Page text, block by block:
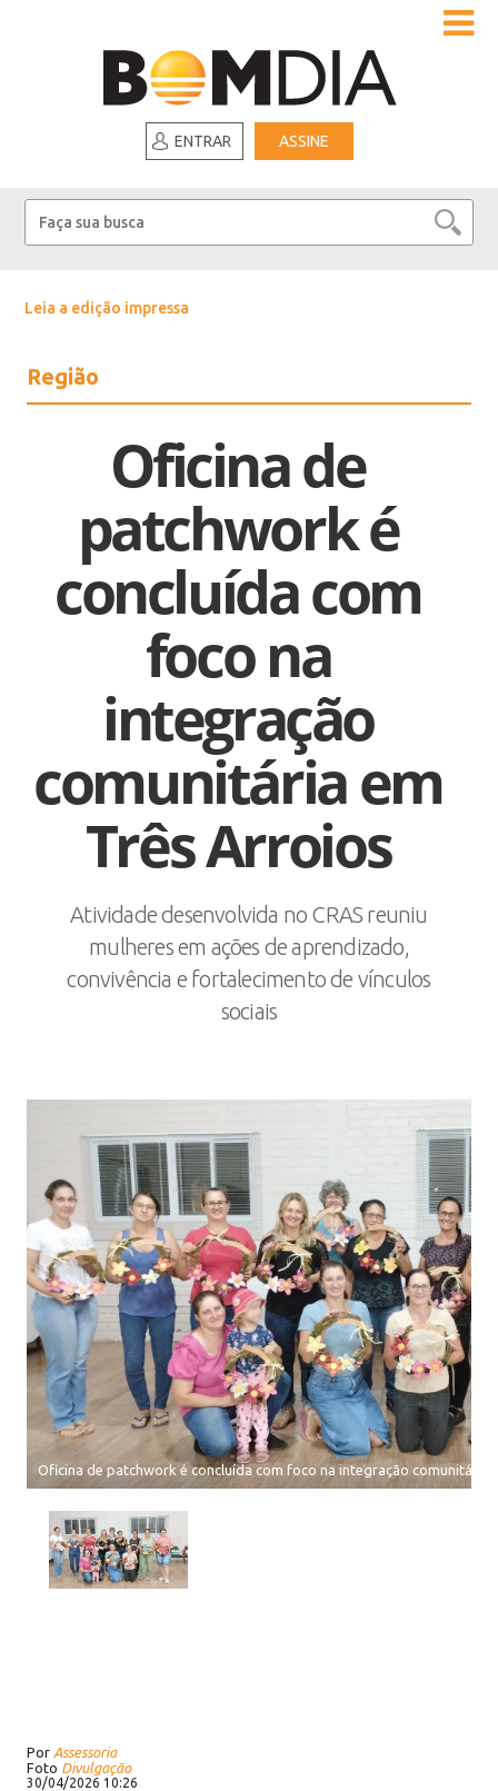
ENTRAR ASSINE
Leia a edição impressa
Região
Oficina de
patchwork é
concluída com
foco na
integração
comunitária em
Três Arroios
Atividade desenvolvida no CRAS reuniu
mulheres em ações de aprendizado,
convivência e fortalecimento de vínculos
sociais
Oficina de patchwork é concluída com foco na integração comunitária
Por Assessoria
Foto Divulgação
30/04/2026 10:26